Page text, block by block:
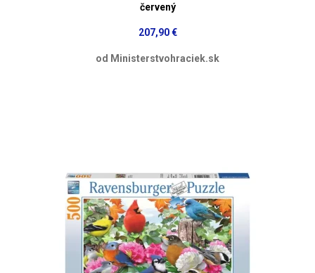
červený
207,90 €
od Ministerstvohraciek.sk